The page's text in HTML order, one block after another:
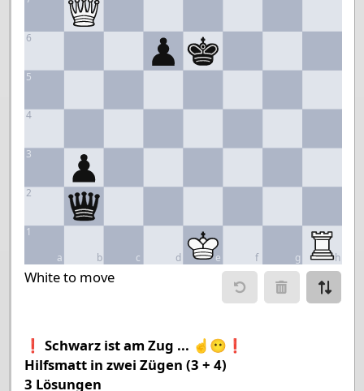
a b c d e f g h
6
5
4
3
2
1
Move piece
Chessboard as table
White to move
❗ Schwarz ist am Zug ... ☝️😶❗
Hilfsmatt in zwei Zügen (3 + 4)
3 Lösungen